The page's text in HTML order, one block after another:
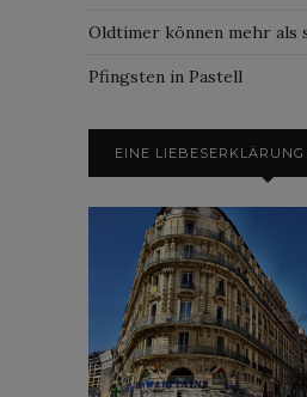
Oldtimer können mehr als
Pfingsten in Pastell
EINE